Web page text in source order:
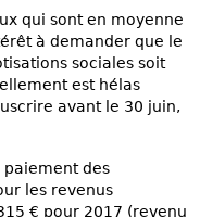
qui sont en moyenne
à demander que le
sociales soit
est hélas
avant le 30 juin,
paiement des
les revenus
€ pour 2017 (revenu